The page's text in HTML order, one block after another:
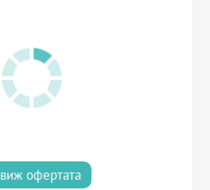
виж офертата